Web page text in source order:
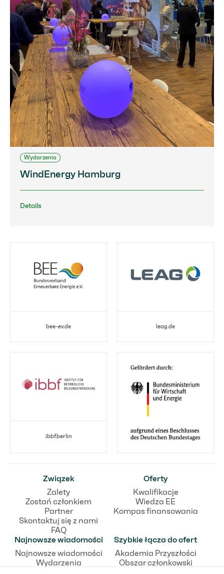
Wydarzenia
WindEnergy Hamburg
Details
bee-ev.de leag.de
ibbf.berlin
Związek
Zalety
Zostań członkiem
Partner
Skontaktuj się z nami
FAQ
Oferty
Kwalifikacje
Wiedza EE
Kompas finansowania
Najnowsze wiadomości
Najnowsze wiadomości
Wydarzenia
Szybkie łącza do ofert
Akademia Przyszłości
Obszar członkowski